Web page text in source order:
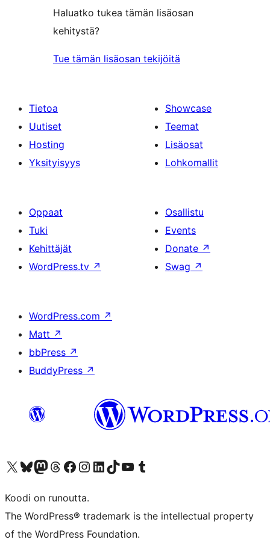
Haluatko tukea tämän lisäosan
kehitystä?
Tue tämän lisäosan tekijöitä
Tietoa
Uutiset
Hosting
Yksityisyys
Showcase
Teemat
Lisäosat
Lohkomallit
Oppaat
Tuki
Kehittäjät
WordPress.tv ↗
Osallistu
Events
Donate ↗
Swag ↗
WordPress.com ↗
Matt ↗
bbPress ↗
BuddyPress ↗
Visit our X (formerly Twitter) account
Visit our Bluesky account
Visit our Mastodon account
Visit our Threads account
Visit our Facebook page
Visit our Instagram account
Visit our LinkedIn account
Visit our TikTok account
Näytä YouTube-kanava
Visit our Tumblr account
Koodi on runoutta.
The WordPress® trademark is the intellectual property
of the WordPress Foundation.